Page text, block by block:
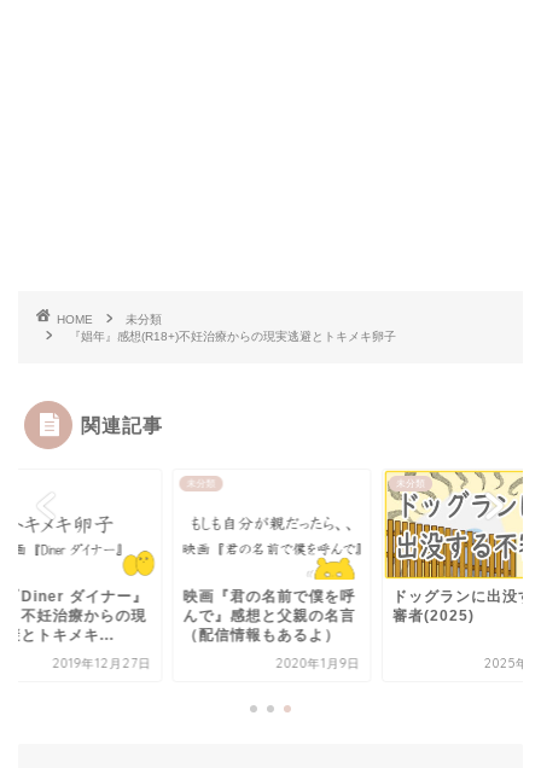
HOME
未分類
『娼年』感想(R18+)不妊治療からの現実逃避とトキメキ卵子
関連記事
『Diner ダイナー』
｜不妊治療からの現
避とトキメキ...
2019年12月27日
未分類
映画『君の名前で僕を呼
んで』感想と父親の名言
（配信情報もあるよ）
2020年1月9日
未分類
ドッグランに出没す
審者(2025)
2025年3